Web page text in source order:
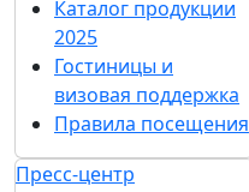
Каталог продукции
2025
Гостиницы и
визовая поддержка
Правила посещения
Пресс-центр